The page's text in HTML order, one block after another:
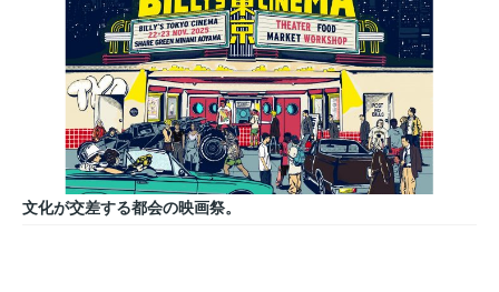
文化が交差する都会の映画祭。